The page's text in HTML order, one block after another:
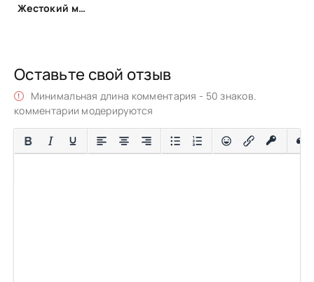
Жестокий мир (1984)
Оставьте свой отзыв
Минимальная длина комментария - 50 знаков.
комментарии модерируются